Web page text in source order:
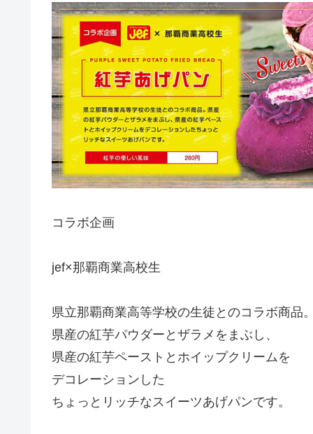
コラボ企画
jef×那覇商業高校生
県立那覇商業高等学校の生徒とのコラボ商品
県産の紅芋パウダーとザラメをまぶし、
県産の紅芋ペーストとホイップクリームを
デコレーションした
ちょっとリッチなスイーツあげパンです。